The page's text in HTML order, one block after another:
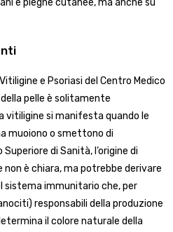
e pieghe cutanee, ma anche su
e Psoriasi del Centro Medico
della pelle è solitamente
vitiligine si manifesta quando le
muoiono o smettono di
di Sanità, l’origine di
è chiara, ma potrebbe derivare
sistema immunitario che, per
responsabili della produzione
il colore naturale della